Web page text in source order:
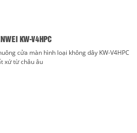
KW-V4HPC
cửa màn hình loại không dây KW-V4HPC
xứ từ châu âu